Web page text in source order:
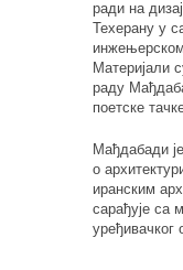
ради на
Техерану у
Материјали
раду
поетске
Мађдабади
о
иранским
сарађује са
уређивачког